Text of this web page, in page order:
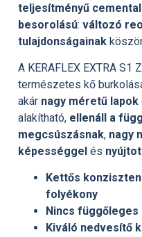
teljesítményű
besorolású: változó
tulajdonságainak
A KERAFLEX EXTRA S1
természetes kő
akár nagy méretű lapok
alakítható, ellenáll a
megcsúszásnak, nagy
képességgel és
Kettős
folyékony
Nincs függőleges
Kiváló nedvesítő